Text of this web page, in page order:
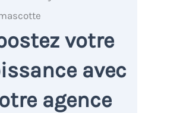
votre
avec
agence